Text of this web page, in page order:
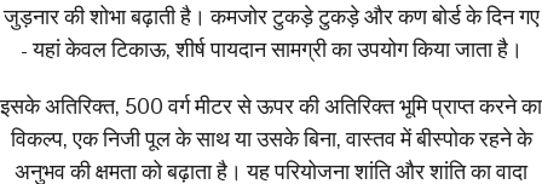
जुड़नार की शोभा बढ़ाती है। कमजोर टुकड़े टुकड़े और कण बोर्ड के दिन गए
- यहां केवल टिकाऊ, शीर्ष पायदान सामग्री का उपयोग किया जाता है।
इसके अतिरिक्त, 500 वर्ग मीटर से ऊपर की अतिरिक्त भूमि प्राप्त करने का
विकल्प, एक निजी पूल के साथ या उसके बिना, वास्तव में बीस्पोक रहने के
अनुभव की क्षमता को बढ़ाता है। यह परियोजना शांति और शांति का वादा